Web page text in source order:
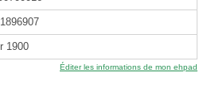
1900
Éditer les informations de mon ehpad